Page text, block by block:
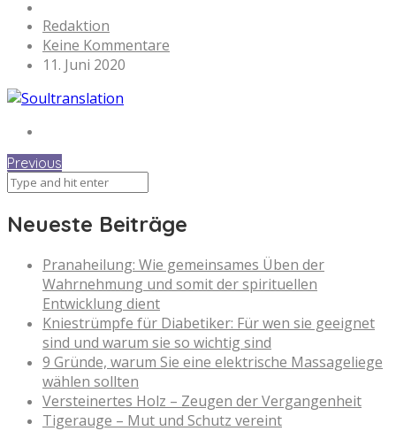
Redaktion
Keine Kommentare
11. Juni 2020
Previous
Neueste Beiträge
Pranaheilung: Wie gemeinsames Üben der
Wahrnehmung und somit der spirituellen
Entwicklung dient
Kniestrümpfe für Diabetiker: Für wen sie geeignet
sind und warum sie so wichtig sind
9 Gründe, warum Sie eine elektrische Massageliege
wählen sollten
Versteinertes Holz – Zeugen der Vergangenheit
Tigerauge – Mut und Schutz vereint